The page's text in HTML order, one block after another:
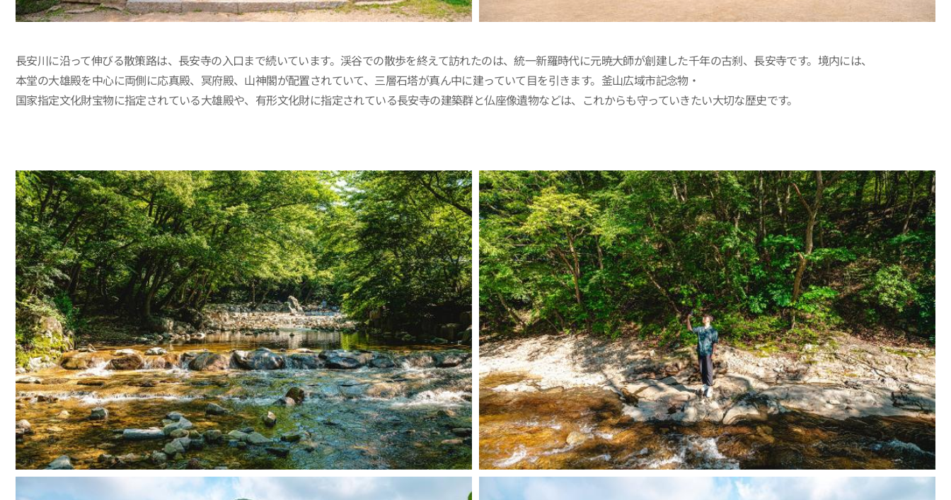
長安川に沿って伸びる散策路は、長安寺の入口まで続いています。渓谷での散歩を終えて訪れたのは、統一新羅時代に元暁大師が創建した千年の古刹、長安寺です。境内には、
本堂の大雄殿を中心に両側に応真殿、冥府殿、山神閣が配置されていて、三層石塔が真ん中に建っていて目を引きます。釜山広域市記念物・
国家指定文化財宝物に指定されている大雄殿や、有形文化財に指定されている長安寺の建築群と仏座像遺物などは、これからも守っていきたい大切な歴史です。